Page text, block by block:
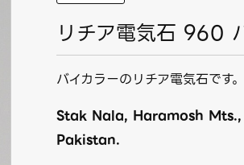
リチア電気石 960
バイカラーのリチア電気石です。
Stak Nala, Haramosh
Pakistan.